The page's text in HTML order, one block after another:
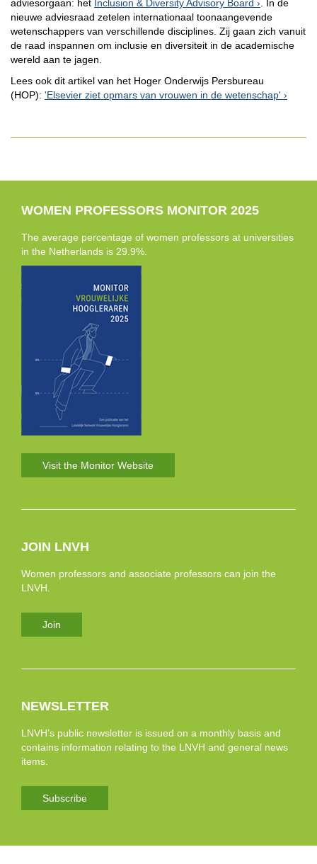
adviesorgaan: het Inclusion & Diversity Advisory Board
. In de
nieuwe adviesraad zetelen internationaal toonaangevende
wetenschappers van verschillende disciplines. Zij gaan zich vanuit
de raad inspannen om inclusie en diversiteit in de academische
wereld aan te jagen.
Lees ook dit artikel van het Hoger Onderwijs Persbureau
(HOP): 'Elsevier ziet opmars van vrouwen in de wetenschap'
WOMEN PROFESSORS MONITOR 2025
The average percentage of women professors at universities
in the Netherlands is 29.9%.
Visit the Monitor Website
JOIN LNVH
Women professors and associate professors can join the
LNVH.
Join
NEWSLETTER
LNVH’s public newsletter is issued on a monthly basis and
contains information relating to the LNVH and general news
items.
Subscribe